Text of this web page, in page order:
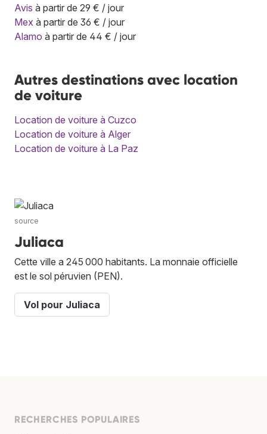
Avis à partir de 29 € / jour
Mex à partir de 36 € / jour
Alamo à partir de 44 € / jour
Autres destinations avec location
de voiture
Location de voiture à Cuzco
Location de voiture à Alger
Location de voiture à La Paz
source
Juliaca
Cette ville a 245 000 habitants. La monnaie officielle
est le sol péruvien (PEN).
Vol pour Juliaca
RECHERCHES POPULAIRES